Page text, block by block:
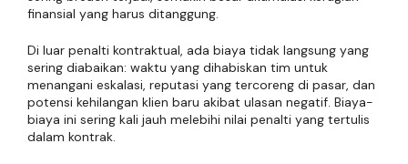
finansial yang harus ditanggung.
Di luar penalti kontraktual, ada biaya tidak langsung yang
sering diabaikan: waktu yang dihabiskan tim untuk
menangani eskalasi, reputasi yang tercoreng di pasar, dan
potensi kehilangan klien baru akibat ulasan negatif. Biaya-
biaya ini sering kali jauh melebihi nilai penalti yang tertulis
dalam kontrak.